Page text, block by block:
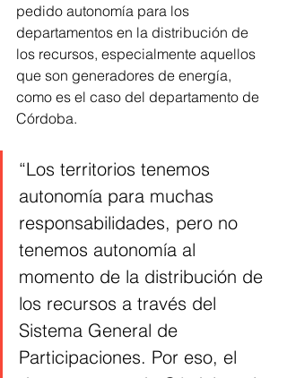
pedido autonomía para los
departamentos en la distribución de
los recursos, especialmente aquellos
que son generadores de energía,
como es el caso del departamento de
Córdoba.
“Los territorios tenemos
autonomía para muchas
responsabilidades, pero no
tenemos autonomía al
momento de la distribución de
los recursos a través del
Sistema General de
Participaciones. Por eso, el